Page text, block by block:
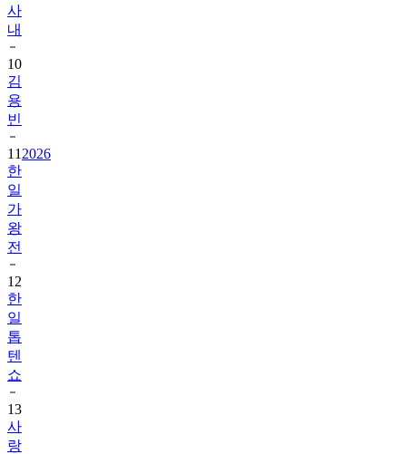
사
내
10
김
용
빈
11 2026
한
일
가
왕
전
12
한
일
톱
텐
쇼
13
사
랑